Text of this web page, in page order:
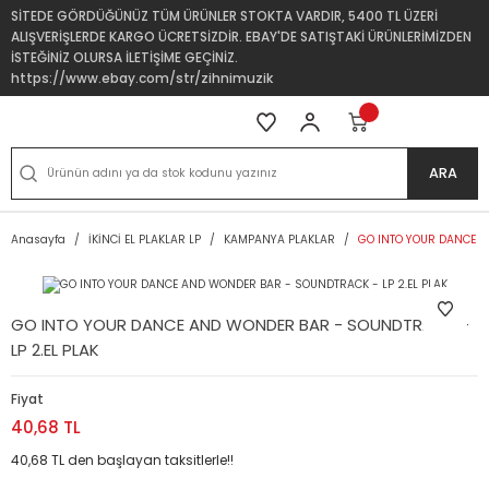
SİTEDE GÖRDÜĞÜNÜZ TÜM ÜRÜNLER STOKTA VARDIR, 5400 TL ÜZERİ
ALIŞVERİŞLERDE KARGO ÜCRETSİZDİR. EBAY'DE SATIŞTAKİ ÜRÜNLERİMİZDEN
İSTEĞİNİZ OLURSA İLETİŞİME GEÇİNİZ.
https://www.ebay.com/str/zihnimuzik
ARA
Anasayfa İKİNCİ EL PLAKLAR LP KAMPANYA PLAKLAR GO INTO YOUR DANCE
GO INTO YOUR DANCE AND WONDER BAR - SOUNDTRACK -
LP 2.EL PLAK
Fiyat
40,68 TL
40,68 TL den başlayan taksitlerle!!